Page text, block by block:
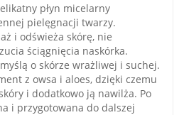
płyn micelarny
pielęgnacji twarzy.
i odświeża skórę, nie
ściągnięcia naskórka.
o skórze wrażliwej i suchej.
z owsa i aloes, dzięki czemu
i dodatkowo ją nawilża. Po
i przygotowana do dalszej